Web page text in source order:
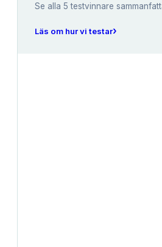
Se alla 5 testvinnare
Läs om hur vi testar›